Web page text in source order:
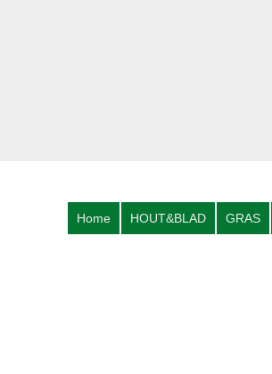
Home HOUT&BLAD GRAS